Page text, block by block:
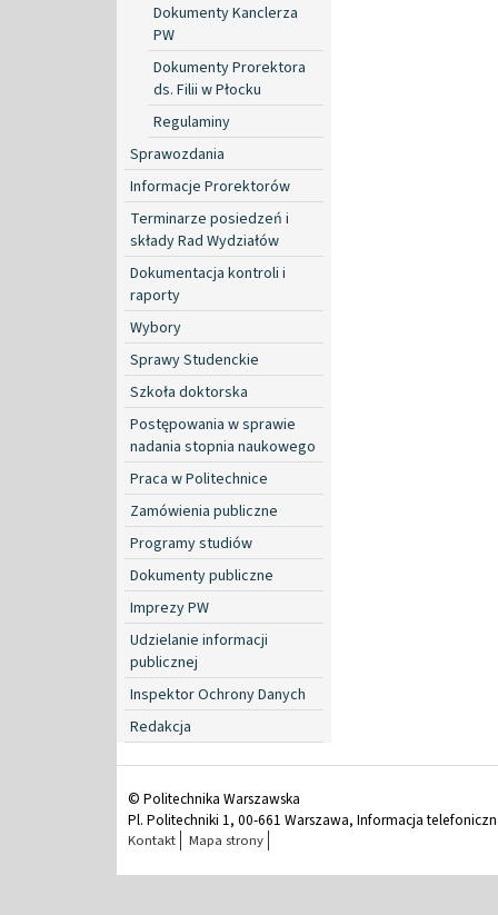
Dokumenty Kanclerza
PW
Dokumenty Prorektora
ds. Filii w Płocku
Regulaminy
Sprawozdania
Informacje Prorektorów
Terminarze posiedzeń i
składy Rad Wydziałów
Dokumentacja kontroli i
raporty
Wybory
Sprawy Studenckie
Szkoła doktorska
Postępowania w sprawie
nadania stopnia naukowego
Praca w Politechnice
Zamówienia publiczne
Programy studiów
Dokumenty publiczne
Imprezy PW
Udzielanie informacji
publicznej
Inspektor Ochrony Danych
Redakcja
© Politechnika Warszawska
Pl. Politechniki 1, 00-661 Warszawa, Informacja
Kontakt Mapa strony